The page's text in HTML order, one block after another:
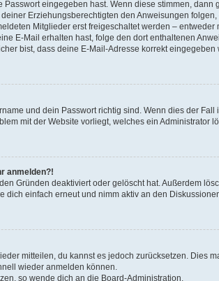
eingegeben hast. Wenn diese stimmen, dann
Erziehungsberechtigten den Anweisungen
Mitglieder erst freigeschaltet werden –
E-Mail erhalten hast, folge den dort enthaltenen
bist, dass deine E-Mail-Adresse korrekt
und dein Passwort richtig sind. Wenn dies der
mit der Website vorliegt, welches ein Administrator
anmelden?!
Gründen deaktiviert oder gelöscht hat. Außerdem
einfach erneut und nimm aktiv an den
mitteilen, du kannst es jedoch zurücksetzen. Dies
wieder anmelden können.
so wende dich an die Board-Administration.